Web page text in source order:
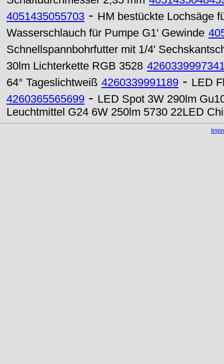
4051435055703 - HM bestückte Lochsäge
Wasserschlauch für Pumpe G1' Gewinde
Schnellspannbohrfutter mit 1/4'
30lm Lichterkette RGB 3528
64° Tageslichtweiß 4260339991189 - LED
4260365565699 - LED Spot 3W 290lm
Leuchtmittel G24 6W 250lm 5730 22LED